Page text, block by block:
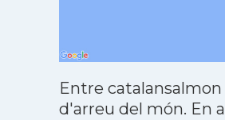
Entre
d'arreu del món. En